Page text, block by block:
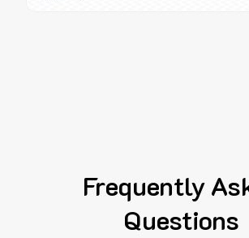
Frequently
Questions